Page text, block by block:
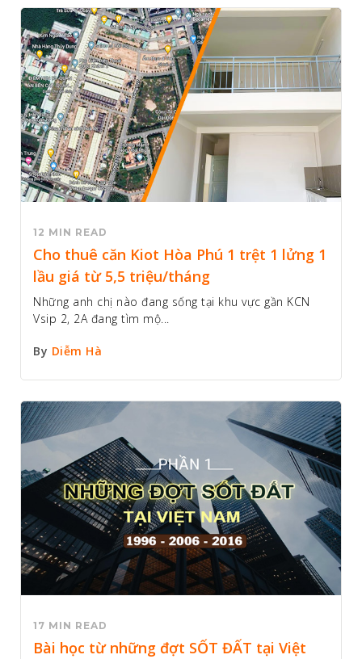
12 MIN READ
Cho thuê căn Kiot Hòa Phú 1 trệt 1 lửng 1
lầu giá từ 5,5 triệu/tháng
Những anh chị nào đang sống tại khu vực gần KCN
Vsip 2, 2A đang tìm mộ...
By Diễm Hà
17 MIN READ
Bài học từ những đợt SỐT ĐẤT tại Việt